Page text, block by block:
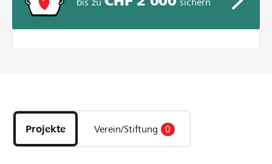
Projekte
und
Organisationen
Projekte Verein/Stiftung 0